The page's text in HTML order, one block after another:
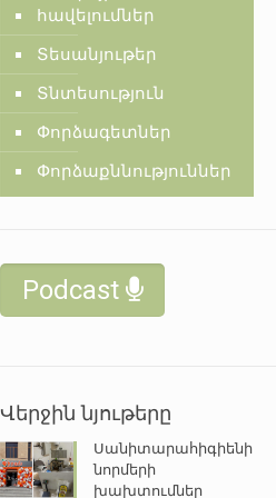
հավելումներ
Տեսանյութեր
Տնտեսություն
Փորձագետներ
Փորձաքննություններ
Podcast
Վերջին նյութերը
Սանիտարահիգիենիկ
նորմերի
խախտումներ